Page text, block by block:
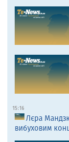
15:16
Лєра
вибуховим